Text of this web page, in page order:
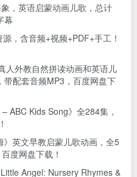
，英语启蒙动画儿歌，总计
幕
，含音频+视频+PDF+手工！
人外教自然拼读动画和英语儿
配套音频MP3，百度网盘下
ABC Kids Song》全284集，
》英文早教启蒙儿歌动画，全5
度网盘下载！
Angel: Nursery Rhymes &